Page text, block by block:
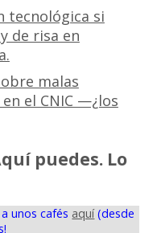
tecnológica si
de risa en
malas
el CNIC —¿los
puedes. Lo
unos cafés aquí(desde